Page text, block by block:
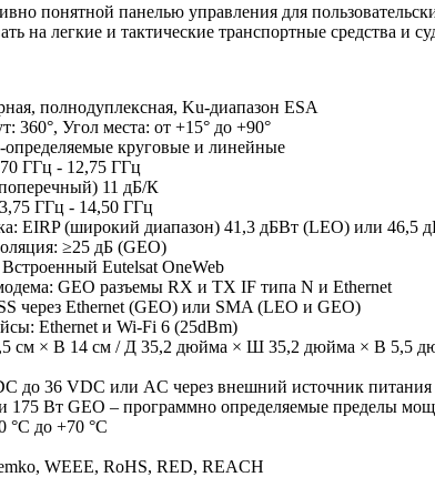
понятной панелью управления для
на легкие и тактические транспортные средства и
полнодуплексная, Ku-диапазон ESA
360°, Угол места: от +15° до +90°
круговые и линейные
ГГц - 12,75 ГГц
11 дБ/К
ГГц - 14,50 ГГц
EIRP (широкий диапазон) 41,3 дБВт (LEO) или 46,5
≥25 дБ (GEO)
Eutelsat OneWeb
GEO разъемы RX и TX IF типа N и Ethernet
через Ethernet (GEO) или SMA (LEO и GEO)
Ethernet и Wi-Fi 6 (25dBm)
см × В 14 см / Д 35,2 дюйма × Ш 35,2 дюйма × В 5,5
до 36 VDC или AC через внешний источник питания
Вт GEO – программно определяемые пределы
°C до +70 °C
WEEE, RoHS, RED, REACH